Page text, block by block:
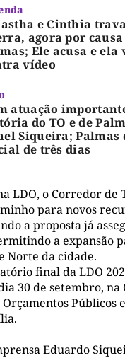
e Cinthia
agora por causa
Ele acusa e
vídeo
atuação
do TO e de
Siqueira; Palmas
de três dias
LDO, o Corredor de
para novos
a proposta já
a expansão
Norte da cidade.
final da LDO
30 de setembro, na
Públicos
Eduardo